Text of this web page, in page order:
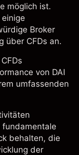
möglich ist.
einige
Broker
über CFDs an.
von DAI
umfassenden
behalten, die
der